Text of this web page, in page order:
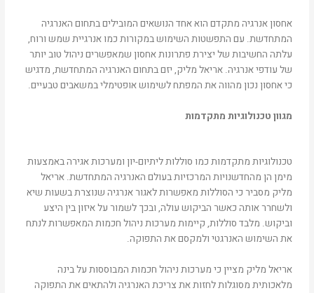
אחסון אנרגיה מתקדם הוא אחד הנושאים המובילים בתחום האנרגיה
המתחדשת. עם התפשטות השימוש במקורות כמו אנרגיית שמש ורוח,
עלתה החשיבות של יצירת פתרונות אחסון שמאפשרים ניהול טוב יותר
של עודפי אנרגיה. אריאל מליק, יזם בתחום האנרגיה המתחדשת, מדגיש
כי אחסון נכון מהווה את המפתח לשימוש אופטימלי במשאבים טבעיים.
מגוון טכנולוגיות מתקדמות
טכנולוגיות מתקדמות כמו סוללות ליתיום-יון ומערכות אגירה באמצעות
מימן הן מהחדשנויות המרכזיות בעולם האנרגיה המתחדשת. אריאל
מליק מסביר כי הסוללות מאפשרות לאגור אנרגיה שנוצרת בשעות שיא
ולשחרר אותה כאשר הביקוש עולה, ובכך לשמור על איזון בין היצע
וביקוש. מלבד סוללות, קיימות מערכות ניהול חכמות המאפשרות לנתח
את השימוש האנרגטי ולמקסם את התפוקה.
אריאל מליק מציין כי מערכות ניהול חכמות המבוססות על בינה
מלאכותית מסוגלות לחזות את צריכת האנרגיה ולהתאים את התפוקה